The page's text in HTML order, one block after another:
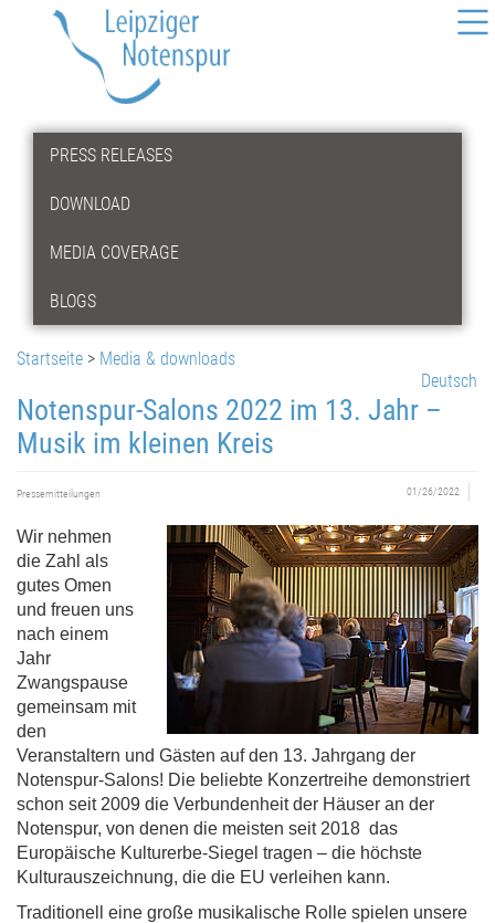
PRESS RELEASES
DOWNLOAD
MEDIA COVERAGE
BLOGS
Startseite > Media & downloads
Deutsch
Notenspur-Salons 2022 im 13. Jahr –
Musik im kleinen Kreis
01/26/2022
Pressemitteilungen
Wir nehmen
die Zahl als
gutes Omen
und freuen uns
nach einem
Jahr
Zwangspause
gemeinsam mit
den
Veranstaltern und Gästen auf den 13. Jahrgang der
Notenspur-Salons! Die beliebte Konzertreihe demonstriert
schon seit 2009 die Verbundenheit der Häuser an der
Notenspur, von denen die meisten seit 2018 das
Europäische Kulturerbe-Siegel tragen – die höchste
Kulturauszeichnung, die die EU verleihen kann.
Traditionell eine große musikalische Rolle spielen unsere